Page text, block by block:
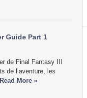
Guide Part 1
de Final Fantasy III
de l’aventure, les
Read More »